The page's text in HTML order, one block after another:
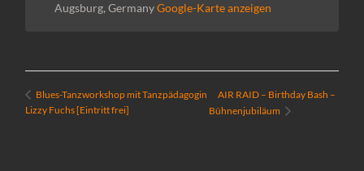
Augsburg, GermanyGoogle-Karte anzeigen
Blues-Tanzworkshop mit Tanzpädagogin
Lizzy Fuchs [Eintritt frei]
AIR RAID – Birthday Bash –
Bühnenjubiläum